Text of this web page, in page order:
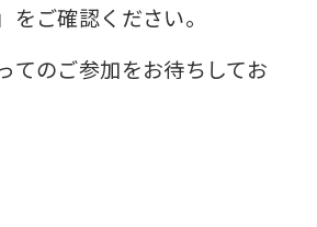
をご確認ください。
てのご参加をお待ちしてお